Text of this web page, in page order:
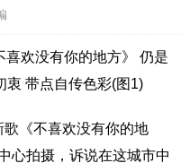
《不喜欢没有你的地
心拍摄，诉说在这城市中